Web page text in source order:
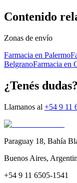
Contenido
Zonas de envío
Farmacia en Palermo
BelgranoFarmacia en
¿Tenés dudas?
Llamanos al +54 9 11
Paraguay 18, Bahía
Buenos Aires,
+54 9 11 6505-1541